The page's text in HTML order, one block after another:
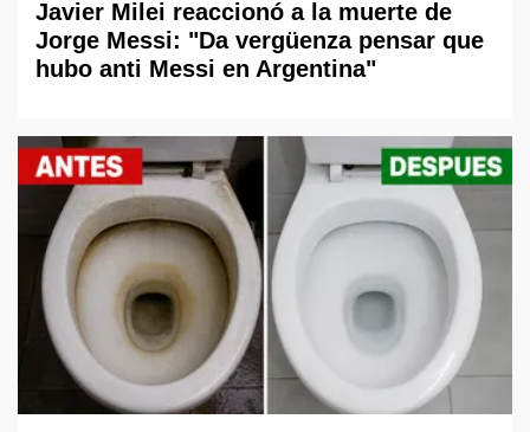
Javier Milei reaccionó a la muerte de
Jorge Messi: "Da vergüenza pensar que
hubo anti Messi en Argentina"